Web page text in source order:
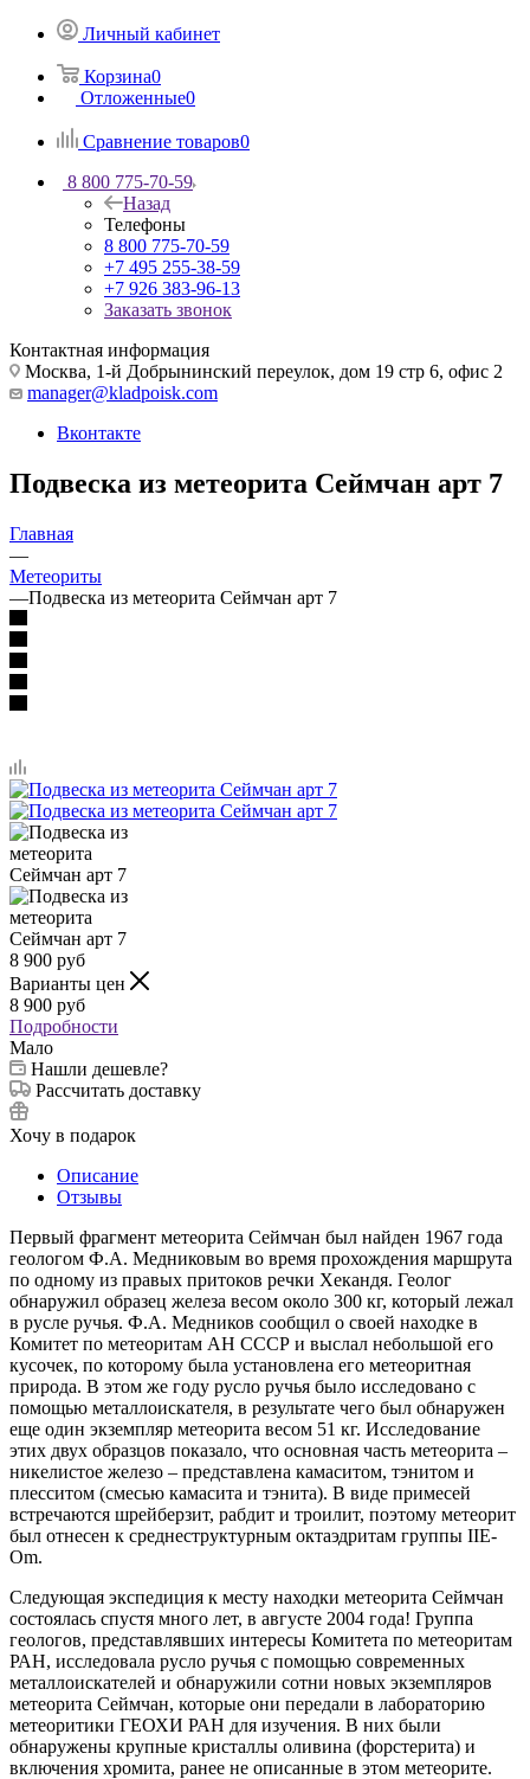
Личный кабинет
Корзина0
Отложенные0
Сравнение товаров0
8 800 775-70-59
Назад
Телефоны
8 800 775-70-59
+7 495 255-38-59
+7 926 383-96-13
Заказать звонок
Контактная информация
Москва, 1-й Добрынинский переулок, дом 19 стр 6, офис 2
manager@kladpoisk.com
Вконтакте
Подвеска из метеорита Сеймчан арт 7
Главная
—
Метеориты
—Подвеска из метеорита Сеймчан арт 7
8 900 руб
Варианты цен
8 900 руб
Подробности
Мало
Нашли дешевле?
Рассчитать доставку
Хочу в подарок
Описание
Отзывы
Первый фрагмент метеорита Сеймчан был найден 1967 года
геологом Ф.А. Медниковым во время прохождения маршрута
по одному из правых притоков речки Хекандя. Геолог
обнаружил образец железа весом около 300 кг, который лежал
в русле ручья. Ф.А. Медников сообщил о своей находке в
Комитет по метеоритам АН СССР и выслал небольшой его
кусочек, по которому была установлена его метеоритная
природа. В этом же году русло ручья было исследовано с
помощью металлоискателя, в результате чего был обнаружен
еще один экземпляр метеорита весом 51 кг. Исследование
этих двух образцов показало, что основная часть метеорита –
никелистое железо – представлена камаситом, тэнитом и
плесситом (смесью камасита и тэнита). В виде примесей
встречаются шрейберзит, рабдит и троилит, поэтому метеорит
был отнесен к среднеструктурным октаэдритам группы IIE-
Om.
Следующая экспедиция к месту находки метеорита Сеймчан
состоялась спустя много лет, в августе 2004 года! Группа
геологов, представлявших интересы Комитета по метеоритам
РАН, исследовала русло ручья с помощью современных
металлоискателей и обнаружили сотни новых экземпляров
метеорита Сеймчан, которые они передали в лабораторию
метеоритики ГЕОХИ РАН для изучения. В них были
обнаружены крупные кристаллы оливина (форстерита) и
включения хромита, ранее не описанные в этом метеорите.